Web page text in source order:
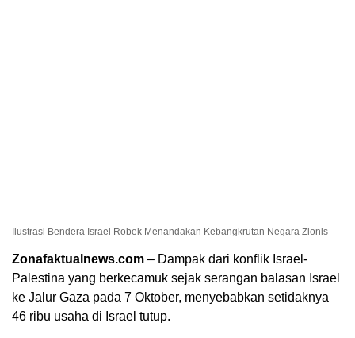
Ilustrasi Bendera Israel Robek Menandakan Kebangkrutan Negara Zionis
Zonafaktualnews.com – Dampak dari konflik Israel-
Palestina yang berkecamuk sejak serangan balasan Israel
ke Jalur Gaza pada 7 Oktober, menyebabkan setidaknya
46 ribu usaha di Israel tutup.